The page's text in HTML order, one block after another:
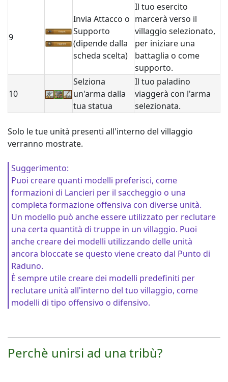
9
Invia Attacco o
Supporto
(dipende dalla
scheda scelta)
Il tuo esercito
marcerà verso il
villaggio selezionato,
per iniziare una
battaglia o come
supporto.
10
Selziona
un'arma dalla
tua statua
Il tuo paladino
viaggerà con l'arma
selezionata.
Solo le tue unità presenti all'interno del villaggio
verranno mostrate.
Suggerimento:
Puoi creare quanti modelli preferisci, come
formazioni di Lancieri per il saccheggio o una
completa formazione offensiva con diverse unità.
Un modello può anche essere utilizzato per reclutare
una certa quantità di truppe in un villaggio. Puoi
anche creare dei modelli utilizzando delle unità
ancora bloccate se questo viene creato dal Punto di
Raduno.
È sempre utile creare dei modelli predefiniti per
reclutare unità all'interno del tuo villaggio, come
modelli di tipo offensivo o difensivo.
Perchè unirsi ad una tribù?